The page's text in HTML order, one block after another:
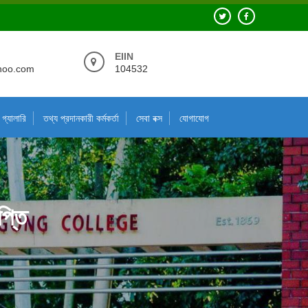
EIIN
104532
গ্যালারি তথ্য প্রদানকারী কর্মকর্তা সেবা বক্স যোগাযোগ